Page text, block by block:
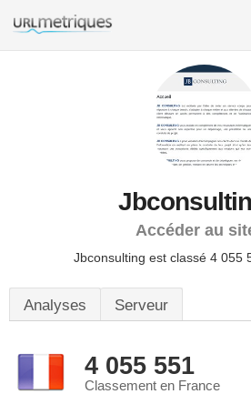
Accéder au
Jbconsulting est classé 4 055
Analyses Serveur
4 055 551
Classement en France